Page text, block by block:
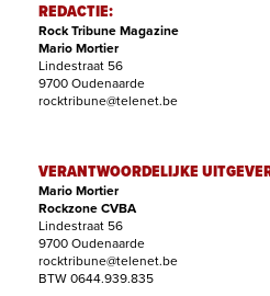
REDACTIE:
Rock Tribune Magazine
Mario Mortier
Lindestraat 56
9700 Oudenaarde
rocktribune@telenet.be
VERANTWOORDELIJKE
Mario Mortier
Rockzone CVBA
Lindestraat 56
9700 Oudenaarde
rocktribune@telenet.be
BTW 0644.939.835